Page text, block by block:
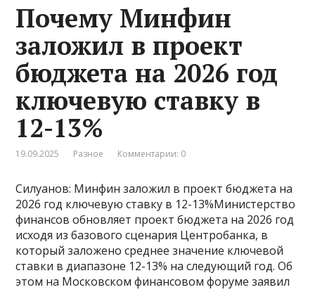
Почему Минфин
заложил в проект
бюджета на 2026 год
ключевую ставку в
12-13%
19.09.2025 Разное Комментарии: 0
Силуанов: Минфин заложил в проект бюджета на
2026 год ключевую ставку в 12-13%Министерство
финансов обновляет проект бюджета на 2026 год
исходя из базового сценария Центробанка, в
который заложено среднее значение ключевой
ставки в диапазоне 12-13% на следующий год. Об
этом на Московском финансовом форуме заявил